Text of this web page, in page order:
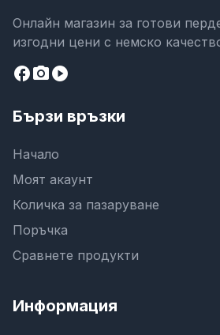
Онлайн магазин за готови
изгодни цени с немско
facebookcamera_altplay_circle
Бързи връзки
Начало
Моят акаунт
Количка за пазаруване
Поръчка
Сравнете продукти
Информация